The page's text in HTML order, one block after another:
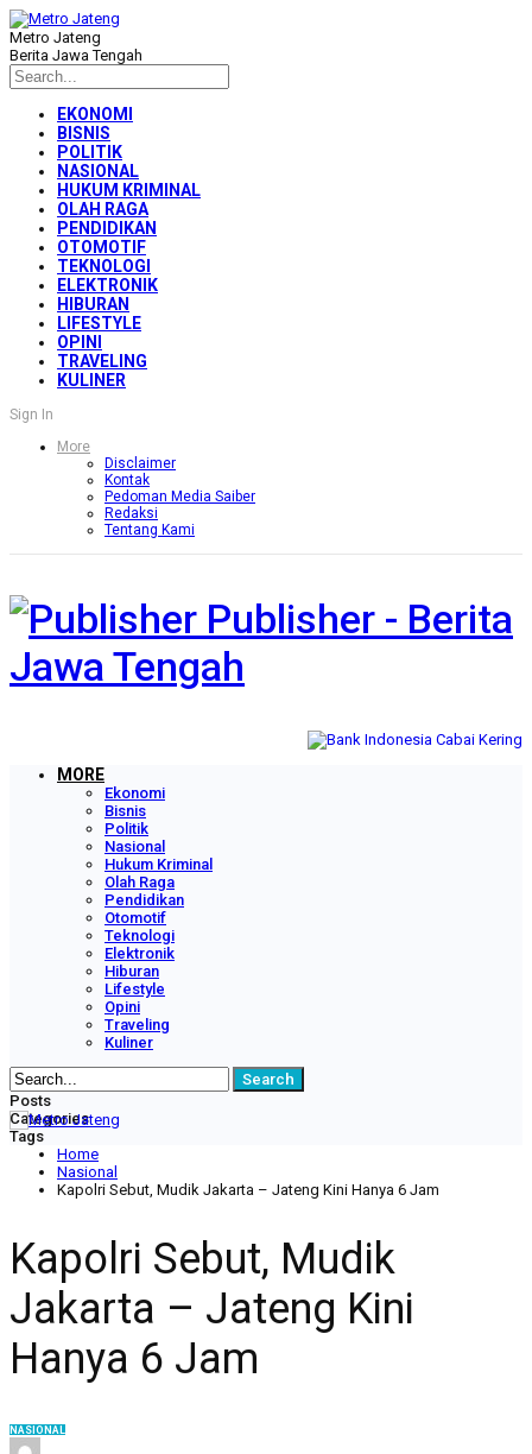
Metro Jateng
Berita Jawa Tengah
EKONOMI
BISNIS
POLITIK
NASIONAL
HUKUM KRIMINAL
OLAH RAGA
PENDIDIKAN
OTOMOTIF
TEKNOLOGI
ELEKTRONIK
HIBURAN
LIFESTYLE
OPINI
TRAVELING
KULINER
Sign In
More
Disclaimer
Kontak
Pedoman Media Saiber
Redaksi
Tentang Kami
Publisher - Berita
Jawa Tengah
MORE
Ekonomi
Bisnis
Politik
Nasional
Hukum Kriminal
Olah Raga
Pendidikan
Otomotif
Teknologi
Elektronik
Hiburan
Lifestyle
Opini
Traveling
Kuliner
Posts
Categories
Tags
Home
Nasional
Kapolri Sebut, Mudik Jakarta – Jateng Kini Hanya 6 Jam
Kapolri Sebut, Mudik
Jakarta – Jateng Kini
Hanya 6 Jam
NASIONAL